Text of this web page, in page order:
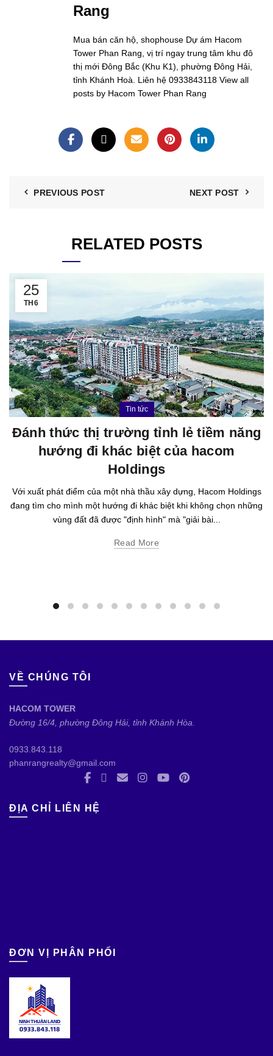
Rang
Mua bán căn hộ, shophouse Dự ám Hacom
Tower Phan Rang, vị trí ngay trung tâm khu đô
thị mới Đông Bắc (Khu K1), phường Đông Hải,
tỉnh Khánh Hoà. Liên hệ 0933843118 View all
posts by Hacom Tower Phan Rang
PREVIOUS POST NEXT POST
RELATED POSTS
25
TH6
Tin tức
Đánh thức thị trường tỉnh lẻ tiềm năng
hướng đi khác biệt của hacom
Holdings
Với xuất phát điểm của một nhà thầu xây dựng, Hacom Holdings
đang tìm cho mình một hướng đi khác biệt khi không chọn những
vùng đất đã được "định hình" mà "giải bài...
Read More
VỀ CHÚNG TÔI
HACOM TOWER
Đường 16/4, phường Đông Hải, tỉnh Khánh Hòa.
0933.843.118
phanrangrealty@gmail.com
ĐỊA CHỈ LIÊN HỆ
ĐƠN VỊ PHÂN PHỐI